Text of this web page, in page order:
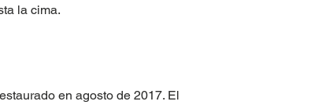
la cima.
en agosto de 2017. El